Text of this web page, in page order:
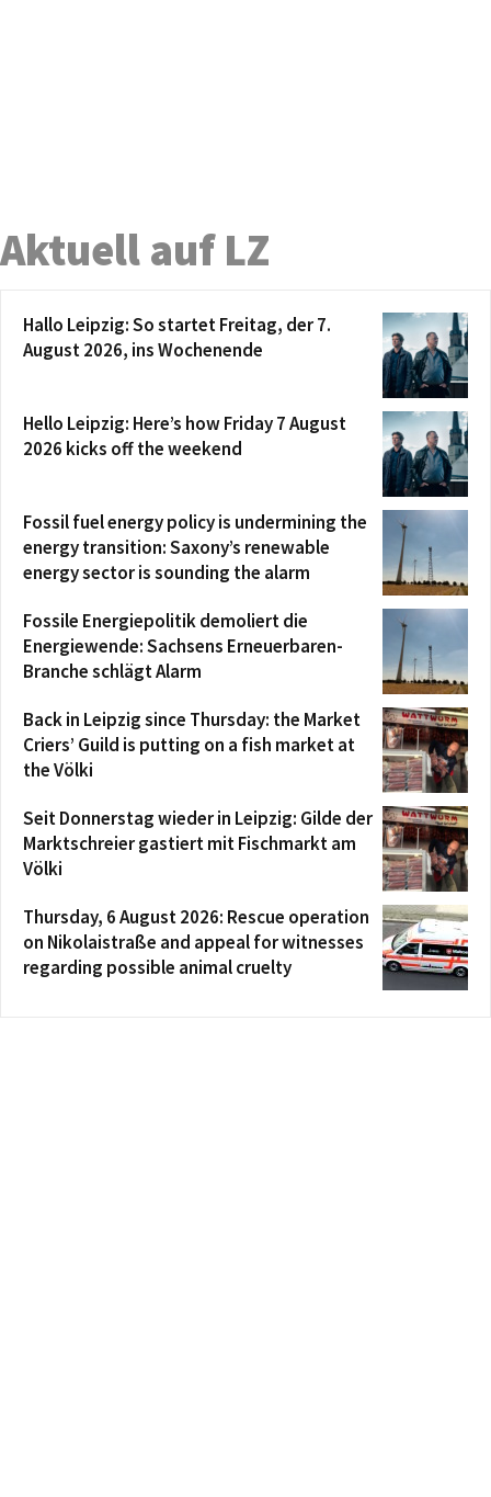
Aktuell auf LZ
Hallo Leipzig: So startet Freitag, der 7.
August 2026, ins Wochenende
Hello Leipzig: Here’s how Friday 7 August
2026 kicks off the weekend
Fossil fuel energy policy is undermining the
energy transition: Saxony’s renewable
energy sector is sounding the alarm
Fossile Energiepolitik demoliert die
Energiewende: Sachsens Erneuerbaren-
Branche schlägt Alarm
Back in Leipzig since Thursday: the Market
Criers’ Guild is putting on a fish market at
the Völki
Seit Donnerstag wieder in Leipzig: Gilde der
Marktschreier gastiert mit Fischmarkt am
Völki
Thursday, 6 August 2026: Rescue operation
on Nikolaistraße and appeal for witnesses
regarding possible animal cruelty